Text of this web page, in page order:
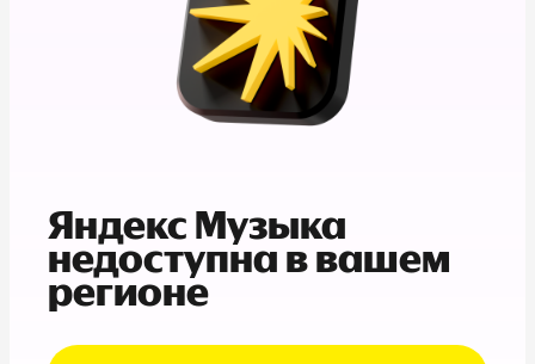
Яндекс Музыка
недоступна в вашем
регионе